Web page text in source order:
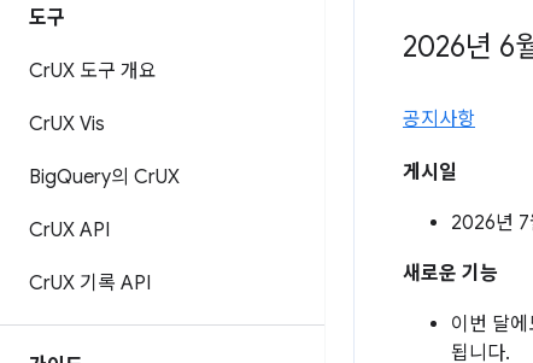
도구
CrUX 도구 개요
CrUX Vis
BigQuery의 CrUX
CrUX API
CrUX 기록 API
2026년 6
공지사항
게시일
2026년 7
새로운 기능
이번 달
됩니다.